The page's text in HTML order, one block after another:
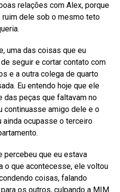
relações com Alex, porque
dele sob o mesmo teto
uma das coisas que eu
seguir e cortar contato com
e a outra colega de quarto
Eu entendo hoje que ele
das peças que faltavam no
continuasse amigo dele e o
ainda ocupasse o terceiro
percebeu que eu estava
o que acontecesse, ele voltou
coisas, falando
os outros, culpando a MIM